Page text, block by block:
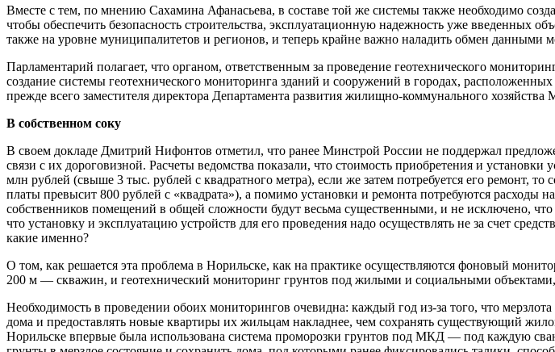
Вместе с тем, по мнению Сахамина Афанасьева, в составе той же системы также необходимо
чтобы обеспечить безопасность строительства, эксплуатационную надежность уже введенных
также на уровне муниципалитетов и регионов, и теперь крайне важно наладить обмен данными
Парламентарий полагает, что органом, ответственным за проведение геотехнического
создание системы геотехнического мониторинга зданий и сооружений в городах,
прежде всего заместителя директора Департамента развития жилищно-коммунального
В собственном соку
В своем докладе Дмитрий Нифонтов отметил, что ранее Минстрой России не поддержал
связи с их дороговизной. Расчеты ведомства показали, что стоимость приобретения и
млн рублей (свыше 3 тыс. рублей с квадратного метра), если же затем потребуется его ремонт,
платы превысит 800 рублей с «квадрата»), а помимо установки и ремонта потребуются расходы
собственников помещений в общей сложности будут весьма существенными, и не исключено,
что установку и эксплуатацию устройств для его проведения надо осуществлять не за счет
какие именно?
О том, как решается эта проблема в Норильске, как на практике осуществляются фоновый
200 м — скважин, и геотехнический мониторинг грунтов под жилыми и социальными объектами,
Необходимость в проведении обоих мониторингов очевидна: каждый год из-за того, что
дома и предоставлять новые квартиры их жильцам накладнее, чем сохранять существующий
Норильске впервые была использована система проморозки грунтов под МКД — под каждую сваю